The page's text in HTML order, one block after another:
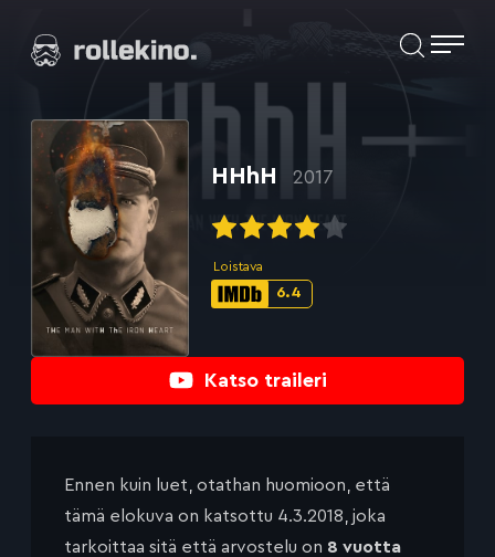
suoraan
Elokuvat ja elokuva-arviot | Rollekino.fi
lopputekstien
jälkeen.
Katso traileri
HHhH 2017
Loistava
IMDb-
6.4
Ennen kuin luet, otathan huomioon, että
tämä elokuva on katsottu 4.3.2018, joka
tarkoittaa sitä että arvostelu on 8 vuotta